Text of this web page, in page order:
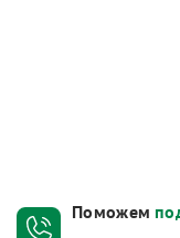
Поможем